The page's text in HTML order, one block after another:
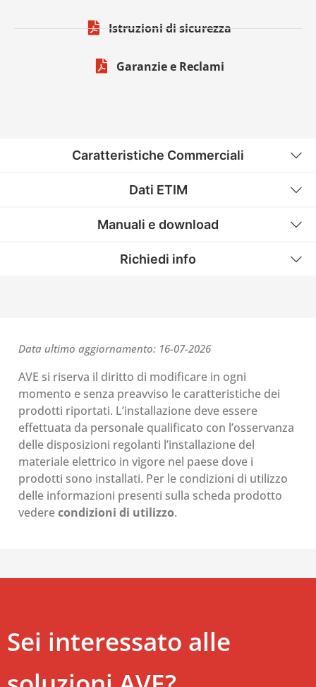
Istruzioni di sicurezza
Garanzie e Reclami
Caratteristiche Commerciali
Dati ETIM
Manuali e download
Richiedi info
Data ultimo aggiornamento: 16-07-2026
AVE si riserva il diritto di modificare in ogni
momento e senza preavviso le caratteristiche dei
prodotti riportati. L’installazione deve essere
effettuata da personale qualificato con l’osservanza
delle disposizioni regolanti l’installazione del
materiale elettrico in vigore nel paese dove i
prodotti sono installati. Per le condizioni di utilizzo
delle informazioni presenti sulla scheda prodotto
vederecondizioni di utilizzo.
Sei interessato alle